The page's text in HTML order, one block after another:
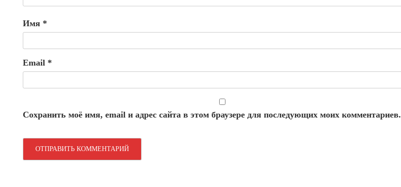
Имя *
Email *
Сохранить моё имя, email и адрес сайта в этом браузере для последующих моих комментариев.